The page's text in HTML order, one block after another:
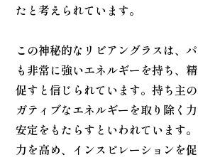
たと考えられています。
この神秘的なリビアングラスは、
も非常に強いエネルギーを持ち、
促すと信じられています。持ち主
ガティブなエネルギーを取り除く
安定をもたらすといわれています
力を高め、インスピレーションを